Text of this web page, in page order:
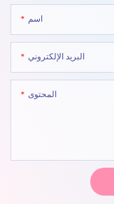
اسم
البريد الإلكتروني
المحتوى